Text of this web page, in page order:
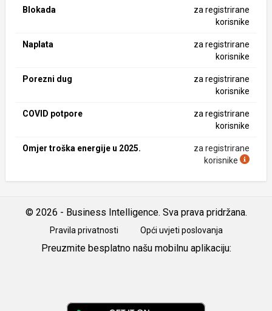
Blokada
za registrirane
korisnike
Naplata
za registrirane
korisnike
Porezni dug
za registrirane
korisnike
COVID potpore
za registrirane
korisnike
Omjer troška energije u 2025.
za registrirane
korisnike
© 2026 - Business Intelligence. Sva prava pridržana.
Pravila privatnosti Opći uvjeti poslovanja
Preuzmite besplatno našu mobilnu aplikaciju: